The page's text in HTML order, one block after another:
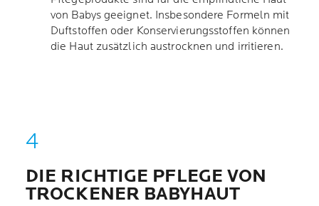
von Babys geeignet. Insbesondere Formeln mit
Duftstoffen oder Konservierungsstoffen können
die Haut zusätzlich austrocknen und irritieren.
DIE RICHTIGE PFLEGE VON
TROCKENER BABYHAUT